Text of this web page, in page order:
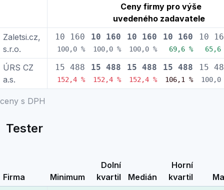
ceny s DPH
Ceny firmy pro výše
uvedeného zadavatele
Zaletsi.cz,
s.r.o.
10 160
100,0 %
10 160
100,0 %
10 160
100,0 %
10 160
69,6 %
10
65,6
ÚRS CZ
a.s.
15 488
152,4 %
15 488
152,4 %
15 488
152,4 %
15 488
106,1 %
15
100,0
Tester
Firma Minimum
Dolní
kvartil
Medián
Horní
kvartil